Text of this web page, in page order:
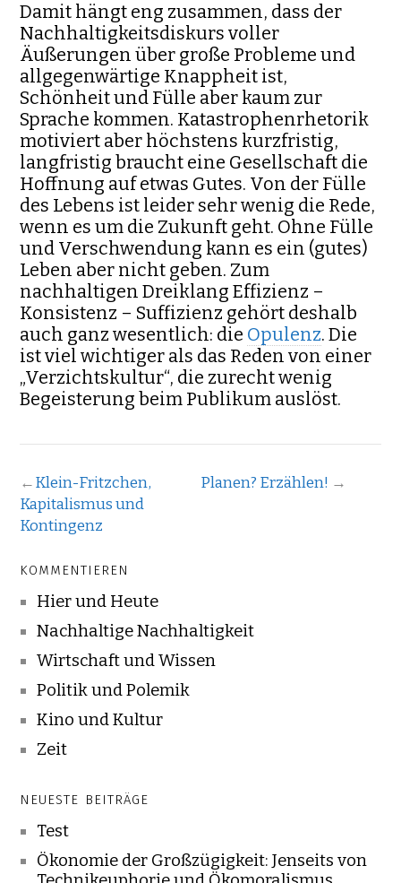
Damit hängt eng zusammen, dass der
Nachhaltigkeitsdiskurs voller
Äußerungen über große Probleme und
allgegenwärtige Knappheit ist,
Schönheit und Fülle aber kaum zur
Sprache kommen. Katastrophenrhetorik
motiviert aber höchstens kurzfristig,
langfristig braucht eine Gesellschaft die
Hoffnung auf etwas Gutes. Von der Fülle
des Lebens ist leider sehr wenig die Rede,
wenn es um die Zukunft geht. Ohne Fülle
und Verschwendung kann es ein (gutes)
Leben aber nicht geben. Zum
nachhaltigen Dreiklang Effizienz –
Konsistenz – Suffizienz gehört deshalb
auch ganz wesentlich: die Opulenz. Die
ist viel wichtiger als das Reden von einer
„Verzichtskultur“, die zurecht wenig
Begeisterung beim Publikum auslöst.
← Klein-Fritzchen,
Kapitalismus und
Kontingenz
Planen? Erzählen! →
KOMMENTIEREN
Hier und Heute
Nachhaltige Nachhaltigkeit
Wirtschaft und Wissen
Politik und Polemik
Kino und Kultur
Zeit
NEUESTE BEITRÄGE
Test
Ökonomie der Großzügigkeit: Jenseits von